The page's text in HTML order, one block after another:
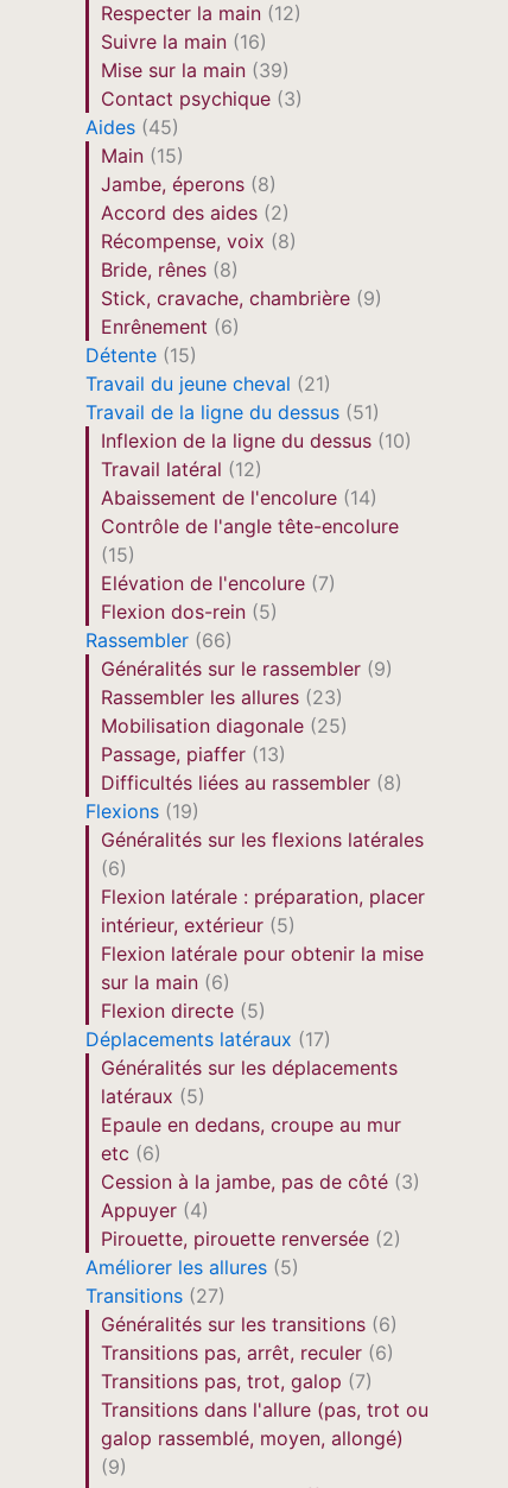
Respecter la main (12)
Suivre la main (16)
Mise sur la main (39)
Contact psychique (3)
Aides (45)
Main (15)
Jambe, éperons (8)
Accord des aides (2)
Récompense, voix (8)
Bride, rênes (8)
Stick, cravache, chambrière (9)
Enrênement (6)
Détente (15)
Travail du jeune cheval (21)
Travail de la ligne du dessus (51)
Inflexion de la ligne du dessus (10)
Travail latéral (12)
Abaissement de l'encolure (14)
Contrôle de l'angle tête-encolure
(15)
Elévation de l'encolure (7)
Flexion dos-rein (5)
Rassembler (66)
Généralités sur le rassembler (9)
Rassembler les allures (23)
Mobilisation diagonale (25)
Passage, piaffer (13)
Difficultés liées au rassembler (8)
Flexions (19)
Généralités sur les flexions latérales
(6)
Flexion latérale : préparation, placer
intérieur, extérieur (5)
Flexion latérale pour obtenir la mise
sur la main (6)
Flexion directe (5)
Déplacements latéraux (17)
Généralités sur les déplacements
latéraux (5)
Epaule en dedans, croupe au mur
etc (6)
Cession à la jambe, pas de côté (3)
Appuyer (4)
Pirouette, pirouette renversée (2)
Améliorer les allures (5)
Transitions (27)
Généralités sur les transitions (6)
Transitions pas, arrêt, reculer (6)
Transitions pas, trot, galop (7)
Transitions dans l'allure (pas, trot ou
galop rassemblé, moyen, allongé)
(9)